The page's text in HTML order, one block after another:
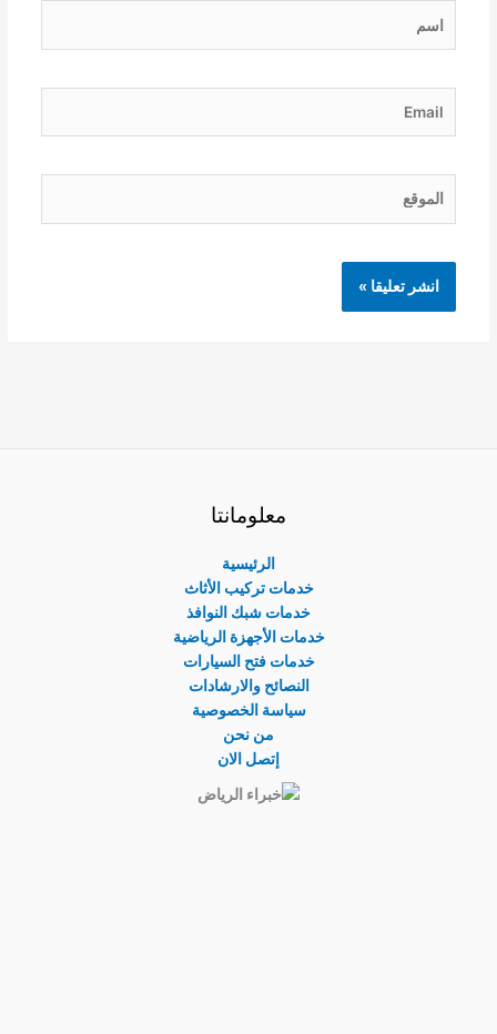
معلومانتا
الرئيسية
خدمات تركيب الأثاث
خدمات شبك النوافذ
خدمات الأجهزة الرياضية
خدمات فتح السيارات
النصائح والارشادات
سياسة الخصوصية
من نحن
إتصل الان